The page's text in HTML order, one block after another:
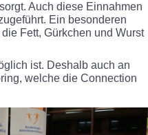
Auch diese Einnahmen
Ein besonderen
Fett, Gürkchen und Wurst
ist. Deshalb auch an
welche die Connection